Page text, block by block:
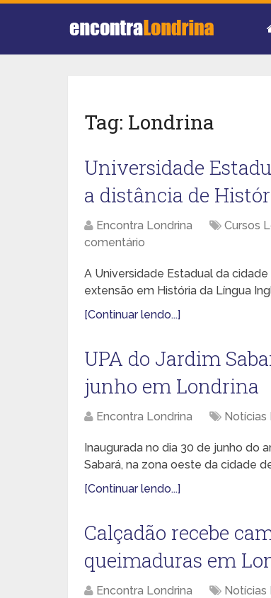
Tag: Londrina
Universidade
a distância de
Encontra Londrina Cursos
comentário
A Universidade Estadual da
extensão em História da Língua
[Continuar lendo...]
UPA do Jardim
junho em Londrina
Encontra Londrina Notícias
Inaugurada no dia 30 de junho do
Sabará, na zona oeste da cidade
[Continuar lendo...]
Calçadão recebe
queimaduras em
Encontra Londrina Notícias